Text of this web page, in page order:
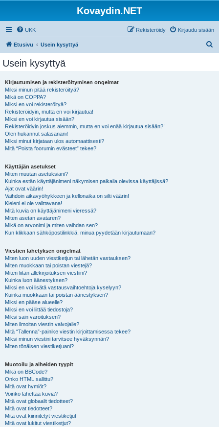
Kovaydin.NET
UKK Kirjaudu sisään
Rekisteröidy
Etusivu Usein kysyttyä
Usein kysyttyä
Kirjautumisen ja rekisteröitymisen ongelmat
Miksi minun pitää rekisteröityä?
Mikä on COPPA?
Miksi en voi rekisteröityä?
Rekisteröidyin, mutta en voi kirjautua!
Miksi en voi kirjautua sisään?
Rekisteröidyin joskus aiemmin, mutta en voi enää kirjautua sisään?!
Olen hukannut salasanani!
Miksi minut kirjataan ulos automaattisesti?
Mitä “Poista foorumin evästeet” tekee?
Käyttäjän asetukset
Miten muutan asetuksiani?
Kuinka estän käyttäjänimeni näkymisen paikalla olevissa käyttäjissä?
Ajat ovat väärin!
Vaihdoin aikavyöhykkeen ja kellonaika on silti väärin!
Kieleni ei ole valittavana!
Mitä kuvia on käyttäjänimeni vieressä?
Miten asetan avataren?
Mikä on arvonimi ja miten vaihdan sen?
Kun klikkaan sähköpostilinkkiä, minua pyydetään kirjautumaan?
Viestien lähetyksen ongelmat
Miten luon uuden viestiketjun tai lähetän vastauksen?
Miten muokkaan tai poistan viestejä?
Miten liitän allekirjoituksen viestiini?
Kuinka luon äänestyksen?
Miksi en voi lisätä vastausvaihtoehtoja kyselyyn?
Kuinka muokkaan tai poistan äänestyksen?
Miksi en pääse alueelle?
Miksi en voi liittää tiedostoja?
Miksi sain varoituksen?
Miten ilmoitan viestin valvojalle?
Mitä “Tallenna”-painike viestin kirjoittamisessa tekee?
Miksi minun viestini tarvitsee hyväksynnän?
Miten tönäisen viestiketjuani?
Muotoilu ja aiheiden tyypit
Mikä on BBCode?
Onko HTML sallittu?
Mitä ovat hymiöt?
Voinko lähettää kuvia?
Mitä ovat globaalit tiedotteet?
Mitä ovat tiedotteet?
Mitä ovat kiinnitetyt viestiketjut
Mitä ovat lukitut viestiketjut?